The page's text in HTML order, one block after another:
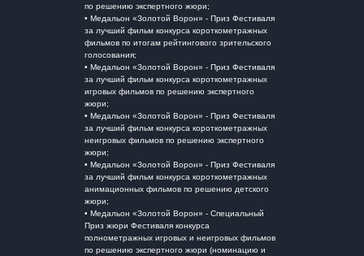
по решению экспертного жюри;
• Медальон «Золотой Ворон» - Приз Фестиваля
за лучший фильм конкурса короткометражных
фильмов по итогам рейтингового зрительского
голосования;
• Медальон «Золотой Ворон» - Приз Фестиваля
за лучший фильм конкурса короткометражных
игровых фильмов по решению экспертного
жюри;
• Медальон «Золотой Ворон» - Приз Фестиваля
за лучший фильм конкурса короткометражных
неигровых фильмов по решению экспертного
жюри;
• Медальон «Золотой Ворон» - Приз Фестиваля
за лучший фильм конкурса короткометражных
анимационных фильмов по решению детского
жюри;
• Медальон «Золотой Ворон» - Специальный
Приз жюри Фестиваля конкурса
полнометражных игровых и неигровых фильмов
по решению экспертного жюри (номинацию и